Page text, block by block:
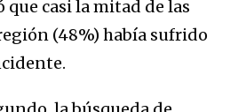
que casi la mitad de las
(48%) había sufrido